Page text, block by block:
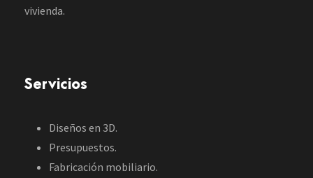
vivienda.
Servicios
Diseños en 3D.
Presupuestos.
Fabricación mobiliario.